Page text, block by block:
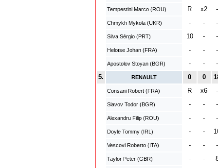
Tempestini Marco (ROU) R x2 -
Chmykh Mykola (UKR) - - -
Silva Sérgio (PRT) 10 - -
Heloïse Johan (FRA) - - -
Apostolov Stoyan (BGR) - -
-
5.
RENAULT 0 0
Consani Robert (FRA) R x6 -
Slavov Todor (BGR) - - -
Alexandru Filip (ROU) - - -
Doyle Tommy (IRL) - -
Vescovi Roberto (ITA) - - -
Taylor Peter (GBR) - -